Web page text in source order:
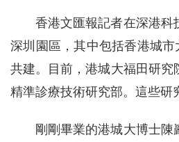
香港文匯報記者在深港科
深圳園區，其中包括香港城
共建。目前，港城大福田研究
精準診療技術研究部。這些研
剛剛畢業的港城大博士